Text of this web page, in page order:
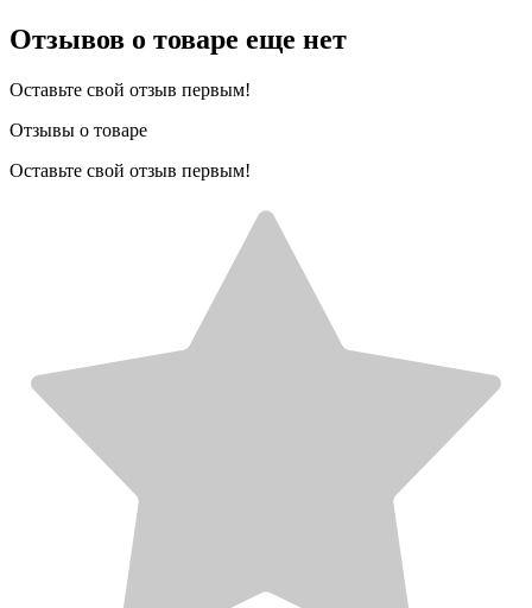
Отзывов о товаре еще нет
Оставьте свой отзыв первым!
Отзывы о товаре
Оставьте свой отзыв первым!